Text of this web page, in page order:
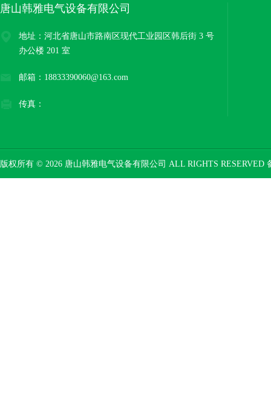
唐山韩雅电气设备有限公司
地址：河北省唐山市路南区现代工业园区韩后街 3 号
办公楼 201 室
邮箱：18833390060@163.com
传真：
版权所有 © 2026 唐山韩雅电气设备有限公司 ALL RIGHTS RESERVED